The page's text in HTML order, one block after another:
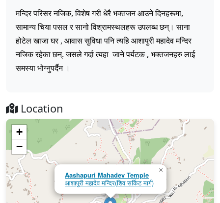
मन्दिर परिसर नजिक, विशेष गरी धेरै भक्तजन आउने दिनहरूमा,
सामान्य चिया पसल र सानो विश्रामस्थलहरू उपलब्ध छन्। साना
होटेल खाजा घर , आवास सुविधा पनि त्यहि आशापुरी महादेव मन्दिर
नजिक रहेका छन्. जसले गर्दा त्यहा जाने पर्यटक , भक्तजनहरु लाई
समस्या भोग्नुपर्दैन ।
Location
Aashapuri Mahadev Temple
आशापुरी महादेव मन्दिर(शिव सर्किट मार्ग)
×
+
−